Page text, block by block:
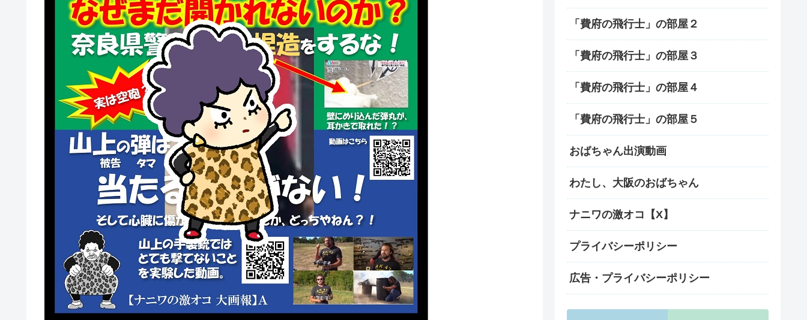
「費府の飛行士」の部屋２
「費府の飛行士」の部屋３
「費府の飛行士」の部屋４
「費府の飛行士」の部屋５
おばちゃん出演動画
わたし、大阪のおばちゃん
ナニワの激オコ【X】
プライバシーポリシー
広告・プライバシーポリシー